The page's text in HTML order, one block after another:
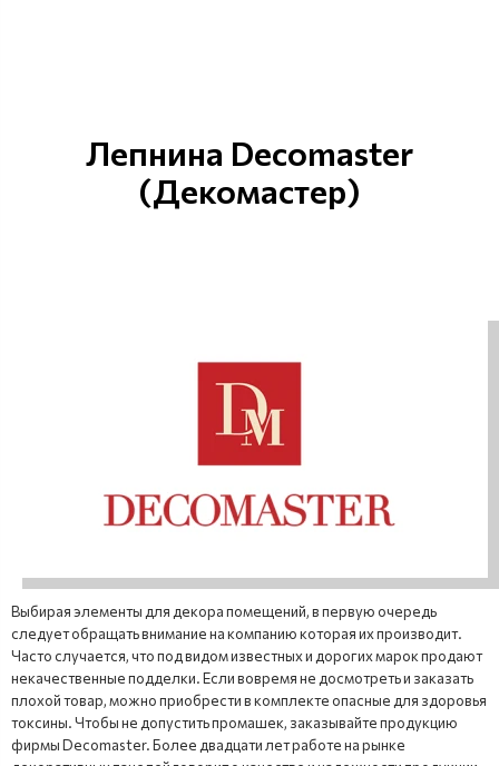
Лепнина Decomaster
(Декомастер)
Выбирая элементы для декора помещений, в первую очередь
следует обращать внимание на компанию которая их производит.
Часто случается, что под видом известных и дорогих марок продают
некачественные подделки. Если вовремя не досмотреть и заказать
плохой товар, можно приобрести в комплекте опасные для здоровья
токсины. Чтобы не допустить промашек, заказывайте продукцию
фирмы Decomaster. Более двадцати лет работе на рынке